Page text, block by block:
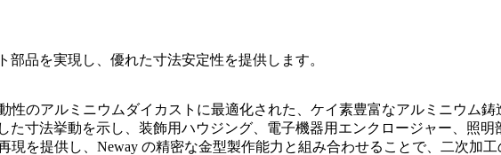
品を実現し、優れた寸法安定性を提供します。
性のアルミニウムダイカスト に最適化された、ケイ素豊富なアルミニウム鋳
寸法挙動を示し、装飾用ハウジング、電子機器用エンクロージャー、照
現を提供し、Neway の精密な金型製作能力と組み合わせることで、二次加